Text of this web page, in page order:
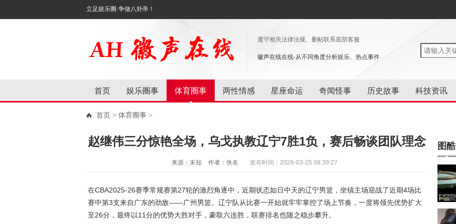
立足娱乐圈·争做八卦帝！
遵守相关法律法规、删帖联系底部客服
徽声在线在线-从不同角度分析娱乐、热点事件
首页 娱乐圈事 体育圈事 两性情感 星座命运 奇闻怪事 历史故事 科技资讯
首页 > 体育圈事 >
赵继伟三分惊艳全场，乌戈执教辽宁7胜1负，赛后畅谈团队理念
来源：未知 作者：佚名 发布时间：2026-03-25 08:39:27
在CBA2025-26赛季常规赛第27轮的激烈角逐中，近期状态如日中天的辽宁男篮，坐镇主场迎战了近期4场比
赛中第3支来自广东的劲敌——广州男篮。辽宁队从比赛一开始就牢牢掌控了场上节奏，一度将领先优势扩大
至26分，最终以11分的优势大胜对手，豪取六连胜，联赛排名也随之稳步攀升。
图酷